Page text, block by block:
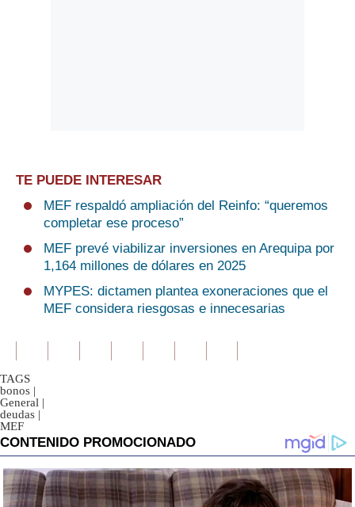
TE PUEDE INTERESAR
MEF respaldó ampliación del Reinfo: “queremos
completar ese proceso”
MEF prevé viabilizar inversiones en Arequipa por
1,164 millones de dólares en 2025
MYPES: dictamen plantea exoneraciones que el
MEF considera riesgosas e innecesarias
TAGS
bonos |
General |
deudas |
MEF